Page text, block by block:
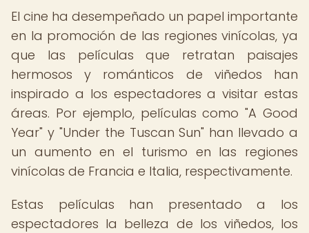
El cine ha desempeñado un papel importante
en la promoción de las regiones vinícolas, ya
que las películas que retratan paisajes
hermosos y románticos de viñedos han
inspirado a los espectadores a visitar estas
áreas. Por ejemplo, películas como "A Good
Year" y "Under the Tuscan Sun" han llevado a
un aumento en el turismo en las regiones
vinícolas de Francia e Italia, respectivamente.
Estas películas han presentado a los
espectadores la belleza de los viñedos, los